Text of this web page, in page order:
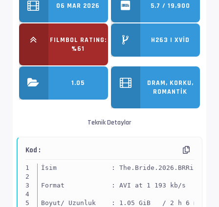
06 MAR 2026 5.7 / 19,900
FILMBOL RATING:
%61
H263 | XVID
1.05
DRAM, KORKU,
ROMANTIK
Teknik Detaylar
Kod :
İsim              :
Format            : AVI at 1 193 kb/s
Boyut/ Uzunluk    : 1.05 GiB   / 2 h 6 min 10